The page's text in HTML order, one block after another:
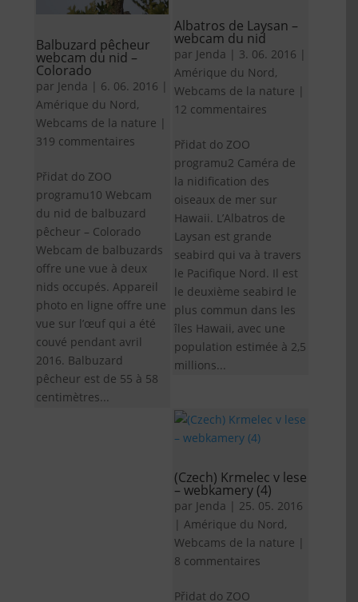
Balbuzard pêcheur
webcam du nid –
Colorado
par Jenda | 6. 06. 2016 |
Amérique du Nord,
Webcams de la nature |
319 commentaires
Přidat do ZOO
programu10 Webcam
du nid de balbuzard
pêcheur – Colorado
Webcam de balbuzards
offre une vue à deux
nids occupés. Appareil
photo en ligne offre une
vue sur l’œuf qui a été
couvé pendant avril
2016. Balbuzard
pêcheur est de 55 à 58
centimètres...
Albatros de Laysan –
webcam du nid
par Jenda | 3. 06. 2016 |
Amérique du Nord,
Webcams de la nature |
12 commentaires
Přidat do ZOO
programu2 Caméra de
la nidification des
oiseaux de mer sur
Hawaii. L’Albatros de
Laysan est grande
seabird qui va à travers
le Pacifique Nord. Il est
le deuxième seabird le
plus commun dans les
îles Hawaii, avec une
population estimée à 2,5
millions...
(Czech) Krmelec v lese
– webkamery (4)
par Jenda | 25. 05. 2016
|Amérique du Nord,
Webcams de la nature |
8 commentaires
Přidat do ZOO